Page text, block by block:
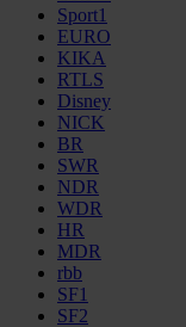
Sport1
EURO
KIKA
RTLS
Disney
NICK
BR
SWR
NDR
WDR
HR
MDR
rbb
SF1
SF2